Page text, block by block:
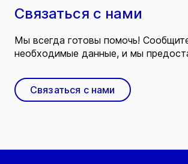
Связаться с нами
Мы всегда готовы помочь!
необходимые данные, и мы
Связаться с нами